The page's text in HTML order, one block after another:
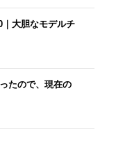
｜大胆なモデルチ
たので、現在の